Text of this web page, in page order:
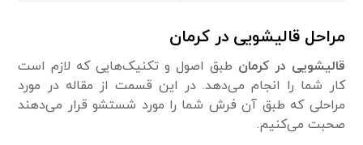
مراحل قالیشویی در کرمان
قالیشویی در کرمان طبق اصول و تکنیک‌هایی که لازم است
کار شما را انجام می‌دهد. در این قسمت از مقاله در مورد
مراحلی که طبق آن فرش شما را مورد شستشو قرار می‌دهند
صحبت می‌کنیم.